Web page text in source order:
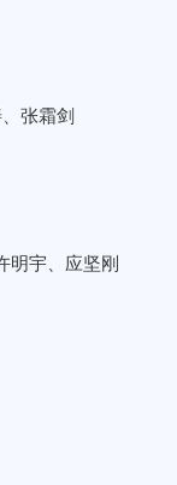
张霜剑
明宇、应坚刚